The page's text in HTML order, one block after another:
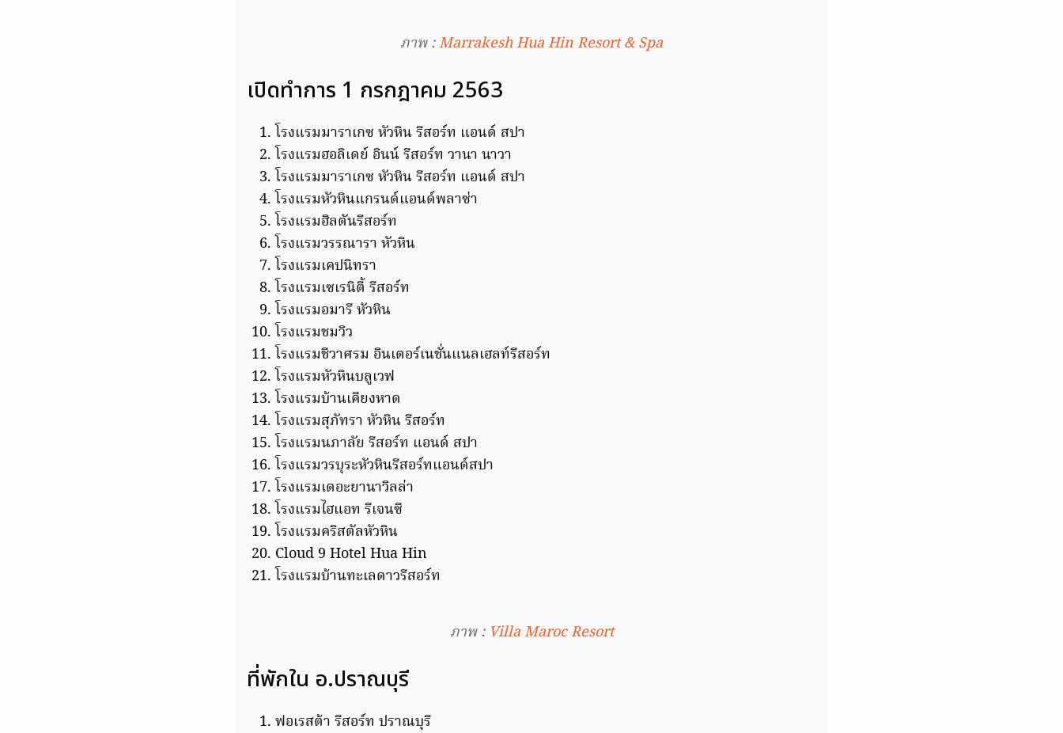
ภาพ :Marrakesh Hua Hin Resort & Spa
เปิดทำการ 1 กรกฎาคม 2563
โรงแรมมาราเกซ หัวหิน รีสอร์ท แอนด์ สปา
โรงแรมฮอลิเดย์ อินน์ รีสอร์ท วานา นาวา
โรงแรมมาราเกซ หัวหิน รีสอร์ท แอนด์ สปา
โรงแรมหัวหินแกรนด์แอนด์พลาซ่า
โรงแรมฮิลตันรีสอร์ท
โรงแรมวรรณารา หัวหิน
โรงแรมเคปนิทรา
โรงแรมเซเรนิตี้ รีสอร์ท
โรงแรมอมารี หัวหิน
โรงแรมชมวิว
โรงแรมชีวาศรม อินเตอร์เนชั่นแนลเฮลท์รีสอร์ท
โรงแรมหัวหินบลูเวฟ
โรงแรมบ้านเคียงหาด
โรงแรมสุภัทรา หัวหิน รีสอร์ท
โรงแรมนภาลัย รีสอร์ท แอนด์ สปา
โรงแรมวรบุระหัวหินรีสอร์ทแอนด์สปา
โรงแรมเดอะยานาวิลล่า
โรงแรมไฮแอท รีเจนซี
โรงแรมคริสตัลหัวหิน
Cloud 9 Hotel Hua Hin
โรงแรมบ้านทะเลดาวรีสอร์ท
ภาพ : Villa Maroc Resort
ที่พักใน อ.ปราณบุรี
ฟอเรสต้า รีสอร์ท ปราณบุรี